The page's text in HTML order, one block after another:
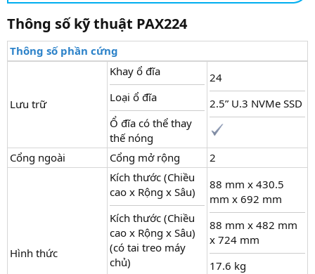
Thông số kỹ thuật PAX224​
Thông số phần cứng
Lưu trữ
Khay ổ đĩa
Loại ổ đĩa
Ổ đĩa có thể thay
thế nóng
24
2.5” U.3 NVMe SSD
Cổng ngoài Cổng mở rộng 2
Hình thức
Kích thước (Chiều
cao x Rộng x Sâu)
Kích thước (Chiều
cao x Rộng x Sâu)
(có tai treo máy
chủ)
88 mm x 430.5
mm x 692 mm
88 mm x 482 mm
x 724 mm
17.6 kg